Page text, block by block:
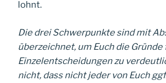
lohnt.
Die drei Schwerpunkte sind mit
überzeichnet, um Euch die Gründe
Einzelentscheidungen zu
nicht, dass nicht jeder von Euch